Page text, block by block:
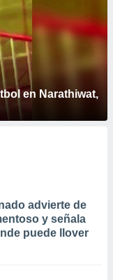
en Narathiwat,
advierte de
y señala
puede llover